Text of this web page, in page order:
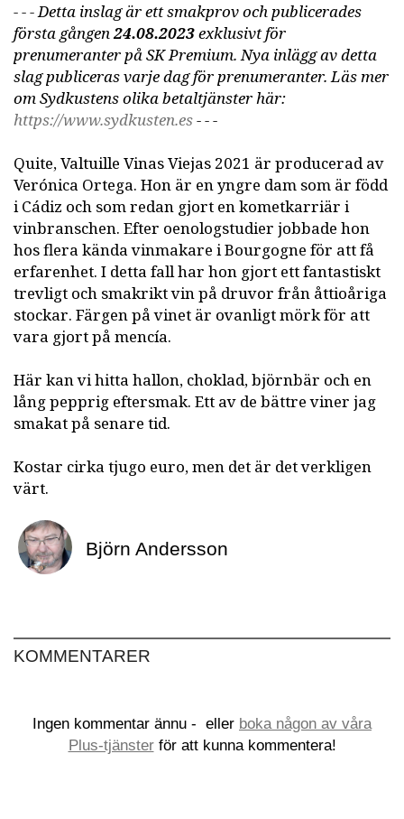
- - - Detta inslag är ett smakprov och publicerades
första gången24.08.2023exklusivt för
prenumeranter på SK Premium. Nya inlägg av detta
slag publiceras varje dag för prenumeranter. Läs mer
om Sydkustens olika betaltjänster här:
https://www.sydkusten.es- - -
Quite, Valtuille Vinas Viejas 2021 är producerad av
Verónica Ortega. Hon är en yngre dam som är född
i Cádiz och som redan gjort en kometkarriär i
vinbranschen. Efter oenologstudier jobbade hon
hos flera kända vinmakare i Bourgogne för att få
erfarenhet. I detta fall har hon gjort ett fantastiskt
trevligt och smakrikt vin på druvor från åttioåriga
stockar. Färgen på vinet är ovanligt mörk för att
vara gjort på mencía.
Här kan vi hitta hallon, choklad, björnbär och en
lång pepprig eftersmak. Ett av de bättre viner jag
smakat på senare tid.
Kostar cirka tjugo euro, men det är det verkligen
värt.
Björn Andersson
KOMMENTARER
Ingen kommentar ännu - eller boka någon av våra
Plus-tjänsterför att kunna kommentera!